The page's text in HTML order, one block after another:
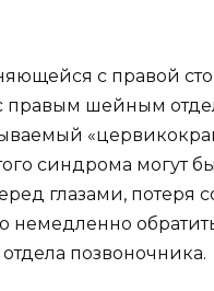
с правой
правым шейным
синдрома могут
глазами, потеря
позвоночника.